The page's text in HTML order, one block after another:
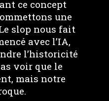
ce concept
une
slop nous fait
avec l’IA,
l’historicité
voir que le
mais notre